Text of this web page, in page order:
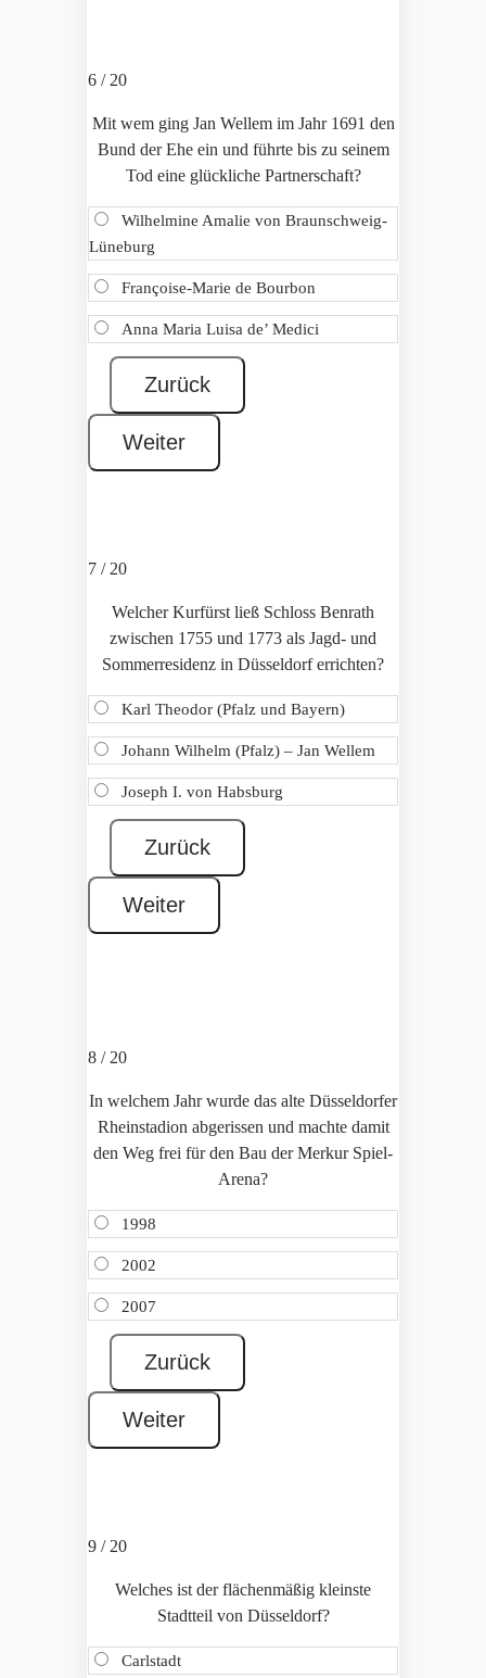
6 / 20
Mit wem ging Jan Wellem im Jahr 1691 den
Bund der Ehe ein und führte bis zu seinem
Tod eine glückliche Partnerschaft?
Wilhelmine Amalie von Braunschweig-
Lüneburg
Françoise-Marie de Bourbon
Anna Maria Luisa de’ Medici
7 / 20
Welcher Kurfürst ließ Schloss Benrath
zwischen 1755 und 1773 als Jagd- und
Sommerresidenz in Düsseldorf errichten?
Karl Theodor (Pfalz und Bayern)
Johann Wilhelm (Pfalz) – Jan Wellem
Joseph I. von Habsburg
8 / 20
In welchem Jahr wurde das alte Düsseldorfer
Rheinstadion abgerissen und machte damit
den Weg frei für den Bau der Merkur Spiel-
Arena?
1998
2002
2007
9 / 20
Welches ist der flächenmäßig kleinste
Stadtteil von Düsseldorf?
Carlstadt